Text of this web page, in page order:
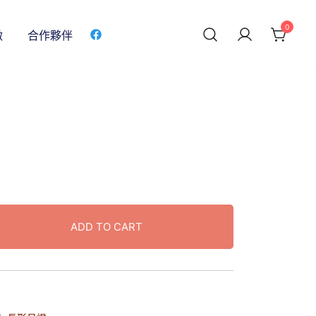
合作夥伴
0
ADD TO CART